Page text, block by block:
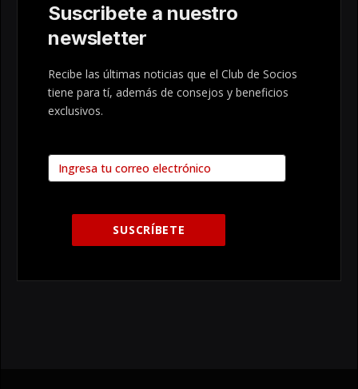
Suscribete a nuestro
newsletter
Recibe las últimas noticias que el Club de Socios
tiene para tí, además de consejos y beneficios
exclusivos.